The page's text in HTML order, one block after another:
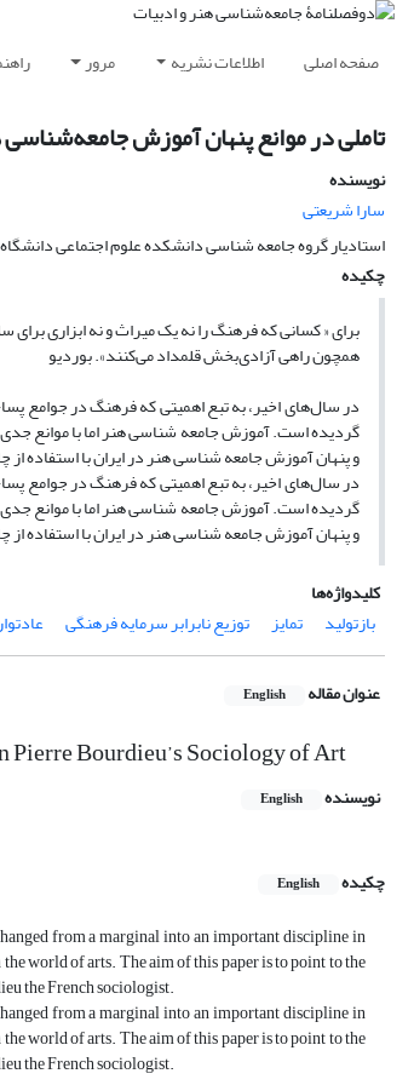
صفحه اصلی اطلاعات نشریه مرور
تاملی در موانع پنهان آموزش
نویسنده
سارا شریعتی
استادیار گروه جامعه شناسی دانشکده علوم اجتماعی
چکیده
برای « کسانی که فرهنگ را نه یک میراث و نه ابزاری برای
همچون راهی آزادی‌بخش قلمداد می‌کنند». بوردیو
در سال‌های اخیر، به تبع اهمیتی که فرهنگ در جوامع
گردیده است. آموزش جامعه شناسی هنر اما با موانع جدی
و پنهان آموزش جامعه شناسی هنر در ایران با استفاده
در سال‌های اخیر، به تبع اهمیتی که فرهنگ در جوامع
گردیده است. آموزش جامعه شناسی هنر اما با موانع جدی
و پنهان آموزش جامعه شناسی هنر در ایران با استفاده
کلیدواژه‌ها
بازتولید
تمایز توزیع نابرابر سرمایه فرهنگی
عنوان مقاله English
Pierre Bourdieu’s Sociology of Art
نویسنده English
چکیده
English
from a marginal into an important discipline in
world of arts. The aim of this paper is to point to the
the French sociologist.
from a marginal into an important discipline in
world of arts. The aim of this paper is to point to the
the French sociologist.